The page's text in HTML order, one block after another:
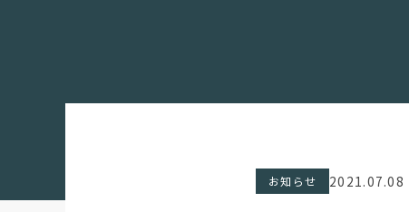
お知らせ 2021.07.08